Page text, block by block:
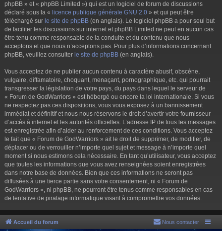
phpBB » et « phpBB Limited ») qui est un logiciel de forum de discussions
déclaré sous la « licence publique générale GNU 2.0 » et qui peut être
téléchargé sur le site de phpBB (en anglais). Le logiciel phpBB a pour seul but
de faciliter les discussions sur internet et phpBB Limited ne peut en aucun cas
être tenu comme responsable de la conduite et du contenu que nous
acceptons et que nous n’acceptons pas. Pour plus d’informations concernant
phpBB, veuillez consulter le site de phpBB (en anglais).
Vous acceptez de ne publier aucun contenu à caractère abusif, obscène,
vulgaire, diffamatoire, choquant, menaçant, pornographique, etc. qui pourrait
transgresser la législation de votre pays, du pays dans lequel le serveur de
« Forum de GodWarriors » est hébergé ou encore la loi internationale. Si vous
ne respectez pas ces dispositions, vous vous exposez à un bannissement
immédiat et définitif et nous nous réservons le droit d’avertir votre fournisseur
d’accès à internet et les autorités officielles. L’adresse IP de tous les messages
est enregistrée afin d’aider au renforcement de ces conditions. Vous acceptez
le fait que « Forum de GodWarriors » ait le droit de supprimer, de modifier, de
déplacer ou de verrouiller n’importe quel sujet et message à n’importe quel
moment si nous estimons cela nécessaire. En tant qu’utilisateur, vous acceptez
que toutes les informations que vous avez renseignées soient enregistrées
dans notre base de données. Bien que ces informations ne seront pas
diffusées à une tierce partie sans votre consentement, ni « Forum de
GodWarriors », ni phpBB, ne pourront être tenus comme responsables en cas
de tentative de piratage informatique visant à compromettre vos données.
Accueil du forum Nous contacter